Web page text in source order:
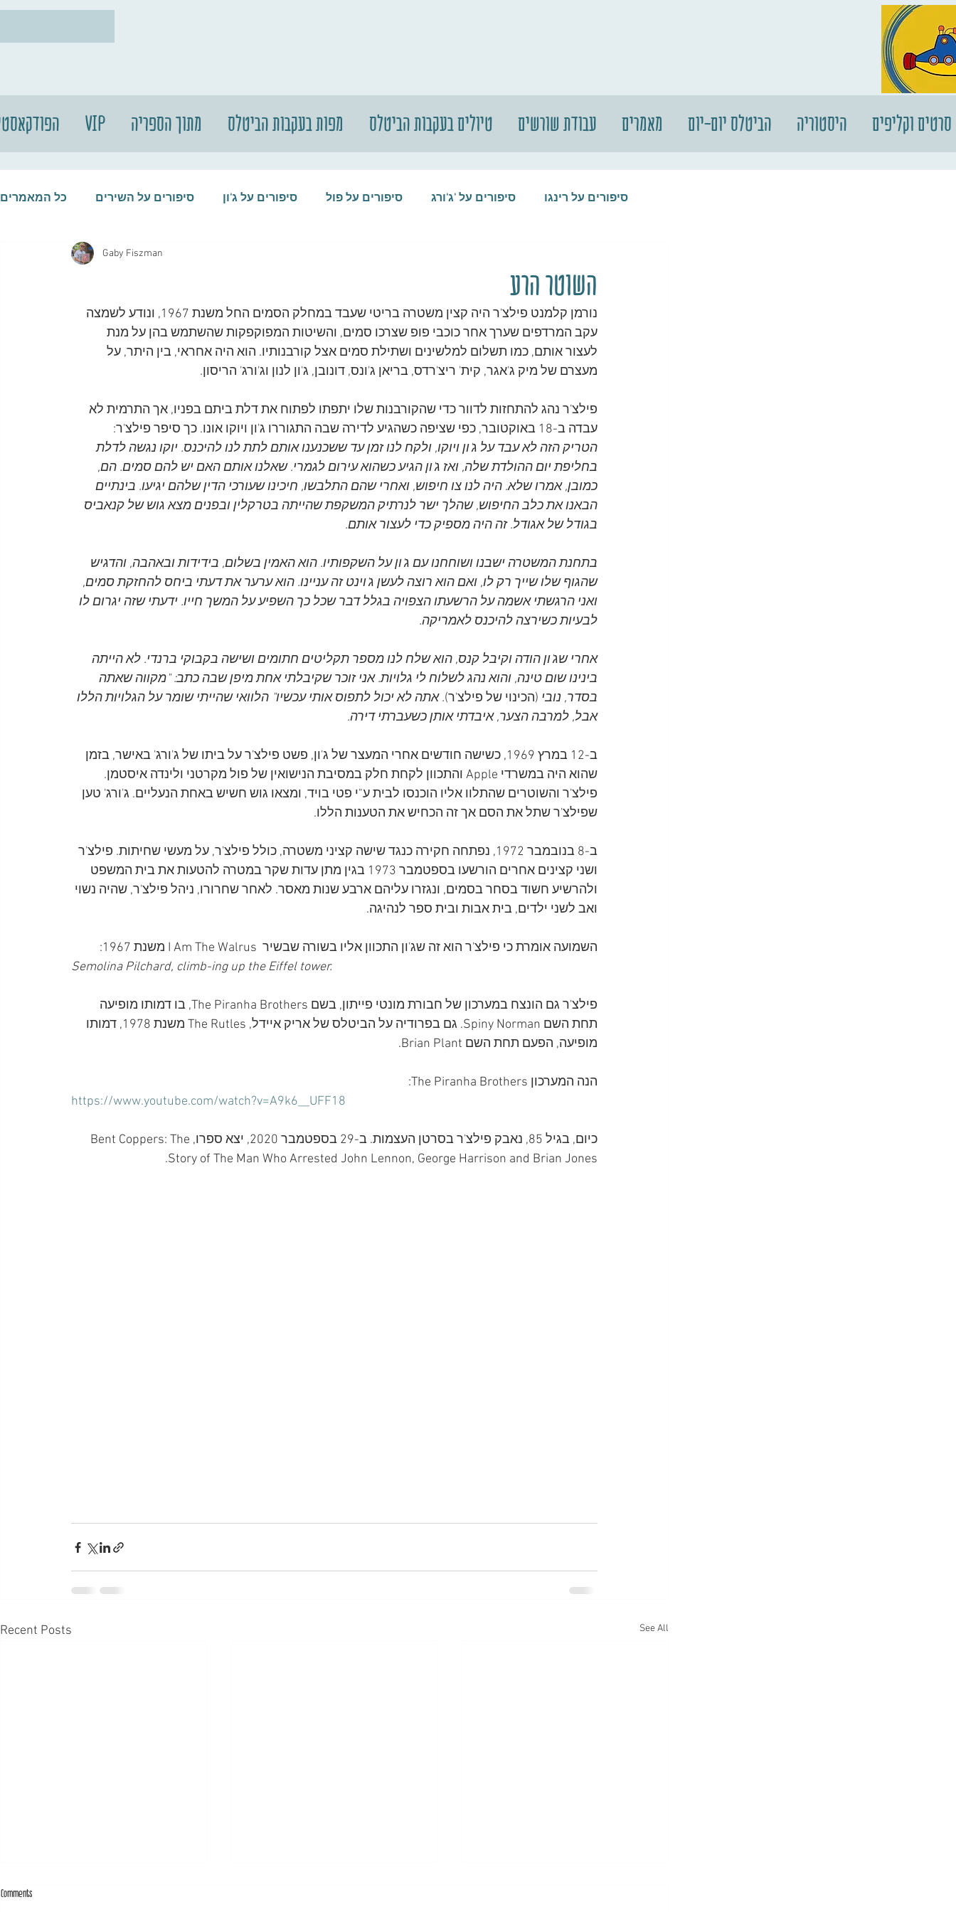
VIP מתוך הספריה מפות בעקבות הביטלס טיולים בעקבות הביטלס עבודת שורשים מאמרים הביטלס יום-יום היסטוריה סרטים וקליפים
כל המאמרים סיפורים על השירים סיפורים על ג'ון סיפורים על פול סיפורים על 'ג'ורג סיפורים על רינגו
סיפורים על הביטלס סיפורים על התקליטים
השוטר הרע
Gaby Fiszman
נורמן קלמנט פילצ'ר היה קצין משטרה בריטי שעבד במחלק הסמים החל משנת 1967, ונודע לשמצה
עקב המרדפים שערך אחר כוכבי פופ שצרכו סמים, והשיטות המפוקפקות שהשתמש בהן על מנת
לעצור אותם, כמו תשלום למלשינים ושתילת סמים אצל קורבנותיו. הוא היה אחראי, בין היתר, על
מעצרם של מיק ג'אגר, קית' ריצ'רדס, בריאן ג'ונס, דונובן, ג'ון לנון וג'ורג' הריסון.
פילצ'ר נהג להתחזות לדוור כדי שהקורבנות שלו יתפתו לפתוח את דלת ביתם בפניו, אך התרמית לא
עבדה ב-18 באוקטובר, כפי שציפה כשהגיע לדירה שבה התגוררו ג'ון ויוקו אונו. כך סיפר פילצ'ר:
הטריק הזה לא עבד על ג'ון ויוקו, ולקח לנו זמן עד ששכנענו אותם לתת לנו להיכנס. יוקו נגשה לדלת
בחליפת יום ההולדת שלה, ואז ג'ון הגיע כשהוא עירום לגמרי. שאלנו אותם האם יש להם סמים. הם,
כמובן, אמרו שלא. היה לנו צו חיפוש, ואחרי שהם התלבשו, חיכינו שעורכי הדין שלהם יגיעו. בינתיים
הבאנו את כלב החיפוש, שהלך ישר לנרתיק המשקפת שהייתה בטרקלין ובפנים מצא גוש של קנאביס
בגודל של אגודל. זה היה מספיק כדי לעצור אותם.
בתחנת המשטרה ישבנו ושוחחנו עם ג'ון על השקפותיו. הוא האמין בשלום, בידידות ובאהבה, והדגיש
שהגוף שלו שייך רק לו, ואם הוא רוצה לעשן ג'וינט זה עניינו. הוא ערער את דעתי ביחס להחזקת סמים,
ואני הרגשתי אשמה על הרשעתו הצפויה בגלל דבר שכל כך השפיע על המשך חייו. ידעתי שזה יגרום לו
לבעיות כשירצה להיכנס לאמריקה.
אחרי שג'ון הודה וקיבל קנס, הוא שלח לנו מספר תקליטים חתומים ושישה בקבוקי ברנדי. לא הייתה
בינינו שום טינה, והוא נהג לשלוח לי גלויות. אני זוכר שקיבלתי אחת מיפן שבה כתב: "מקווה שאתה
בסדר, נובי (הכינוי של פילצ'ר). אתה לא יכול לתפוס אותי עכשיו" הלוואי שהייתי שומר על הגלויות הללו
אבל, למרבה הצער, איבדתי אותן כשעברתי דירה.
ב-12 במרץ 1969, כשישה חודשים אחרי המעצר של ג'ון, פשט פילצ'ר על ביתו של ג'ורג' באישר, בזמן
שהוא היה במשרדי Apple והתכוון לקחת חלק במסיבת הנישואין של פול מקרטני ולינדה איסטמן.
פילצ'ר והשוטרים שהתלוו אליו הוכנסו לבית ע"י פטי בויד, ומצאו גוש חשיש באחת הנעליים. ג'ורג' טען
שפילצ'ר שתל את הסם אך זה הכחיש את הטענות הללו.
ב-8 בנובמבר 1972, נפתחה חקירה כנגד שישה קציני משטרה, כולל פילצ'ר, על מעשי שחיתות. פילצ'ר
ושני קצינים אחרים הורשעו בספטמבר 1973 בגין מתן עדות שקר במטרה להטעות את בית המשפט
ולהרשיע חשוד בסחר בסמים, ונגזרו עליהם ארבע שנות מאסר. לאחר שחרורו, ניהל פילצ'ר, שהיה נשוי
ואב לשני ילדים, בית אבות ובית ספר לנהיגה.
השמועה אומרת כי פילצ'ר הוא זה שג'ון התכוון אליו בשורה שבשיר  I Am The Walrus משנת 1967:
Semolina Pilchard, climb-ing up the Eiffel tower.
פילצ'ר גם הונצח במערכון של חבורת מונטי פייתון, בשם The Piranha Brothers, בו דמותו מופיעה
תחת השם Spiny Norman. גם בפרודיה על הביטלס של אריק איידל, The Rutles משנת 1978, דמותו
מופיעה, הפעם תחת השם Brian Plant.
הנה המערכון The Piranha Brothers:
https://www.youtube.com/watch?v=A9k6__UFF18
כיום, בגיל 85, נאבק פילצ'ר בסרטן העצמות. ב-29 בספטמבר 2020, יצא ספרו,Bent Coppers: The
Story of The Man Who Arrested John Lennon, George Harrison and Brian Jones.
Recent Posts See All
Comments